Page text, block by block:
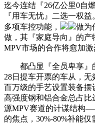
迄今连结『26亿公里0自
『用车无忧』二选一权
多项车控功能，
做为
做，其『家庭导向』的
MPV市场的合作将愈加激
都凸显『全员卑享』的
28日提车开票的车从，
百万级的手艺设置装备摆
高强度钢和铝合金总占比
源MPV赛道的计谋结构
的焦点，30%-80%补能